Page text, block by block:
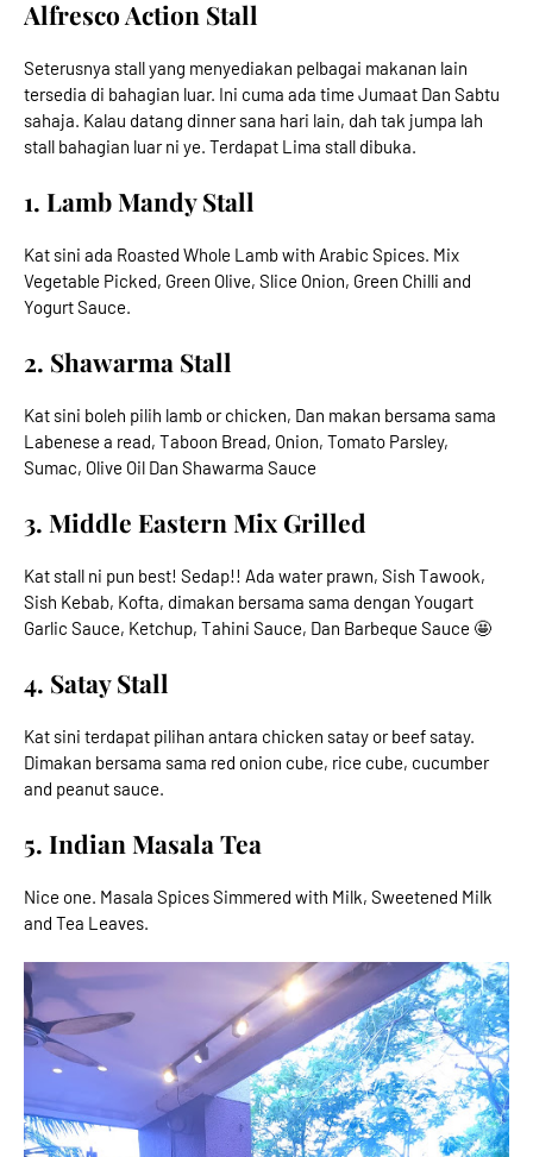
Alfresco Action Stall
Seterusnya stall yang menyediakan pelbagai makanan lain
tersedia di bahagian luar. Ini cuma ada time Jumaat Dan Sabtu
sahaja. Kalau datang dinner sana hari lain, dah tak jumpa lah
stall bahagian luar ni ye. Terdapat Lima stall dibuka.
1. Lamb Mandy Stall
Kat sini ada Roasted Whole Lamb with Arabic Spices. Mix
Vegetable Picked, Green Olive, Slice Onion, Green Chilli and
Yogurt Sauce.
2. Shawarma Stall
Kat sini boleh pilih lamb or chicken, Dan makan bersama sama
Labenese a read, Taboon Bread, Onion, Tomato Parsley,
Sumac, Olive Oil Dan Shawarma Sauce
3. Middle Eastern Mix Grilled
Kat stall ni pun best! Sedap!! Ada water prawn, Sish Tawook,
Sish Kebab, Kofta, dimakan bersama sama dengan Yougart
Garlic Sauce, Ketchup, Tahini Sauce, Dan Barbeque Sauce 🤩
4. Satay Stall
Kat sini terdapat pilihan antara chicken satay or beef satay.
Dimakan bersama sama red onion cube, rice cube, cucumber
and peanut sauce.
5. Indian Masala Tea
Nice one. Masala Spices Simmered with Milk, Sweetened Milk
and Tea Leaves.